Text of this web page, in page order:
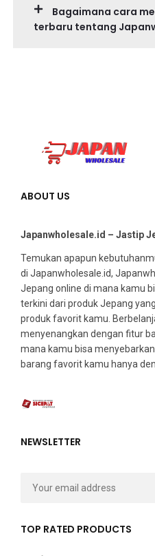
Bagaimana cara
terbaru tentang
ABOUT US
Japanwholesale.id – Jastip
Temukan apapun
di Japanwholesale.id,
Jepang online di mana kamu
terkini dari produk Jepang
produk favorit kamu.
menyenangkan dengan fitur
mana kamu bisa
barang favorit kamu hanya
NEWSLETTER
TOP RATED PRODUCTS